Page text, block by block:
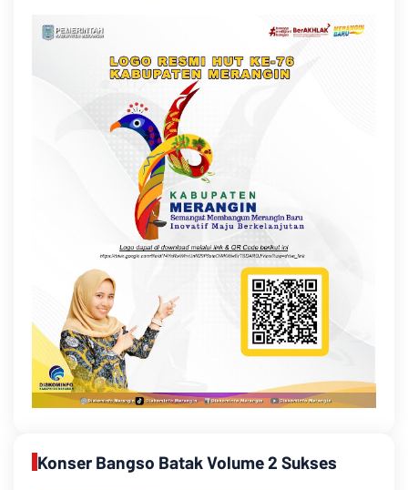
Konser Bangso Batak Volume 2 Sukses